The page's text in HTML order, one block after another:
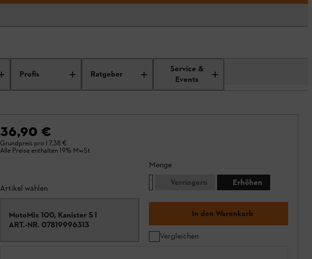
Profis Ratgeber
Service &
Events
36,90 €
Grundpreis pro l 7,38 €
Alle Preise enthalten 19% MwSt.
Artikel wählen
MotoMix 100, Kanister 5 l
ART.-NR. 07819996313
Menge
Verringern
Erhöhen
In den Warenkorb
Vergleichen